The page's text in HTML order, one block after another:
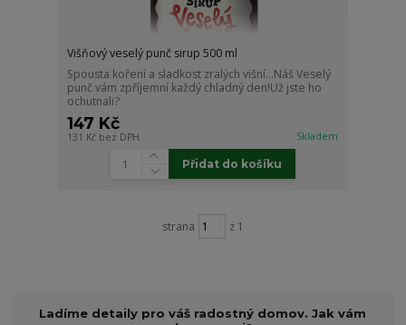
Višňový veselý punč sirup 500 ml
Spousta koření a sladkost zralých višní...Náš Veselý
punč vám zpříjemní každý chladný den!Už jste ho
ochutnali?
147 Kč
131 Kč bez DPH Skladem
Přidat do košíku
strana z 1
Ladíme detaily pro váš radostný domov. Jak vám